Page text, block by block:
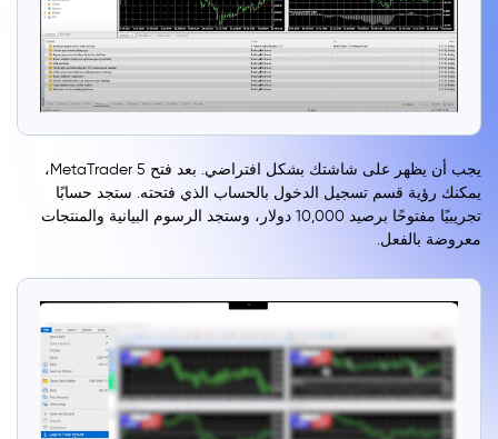
يجب أن يظهر على شاشتك بشكل افتراضي. بعد فتح MetaTrader 5،
يمكنك رؤية قسم تسجيل الدخول بالحساب الذي فتحته. ستجد حسابًا
تجريبيًا مفتوحًا برصيد 10,000 دولار، وستجد الرسوم البيانية والمنتجات
معروضة بالفعل.